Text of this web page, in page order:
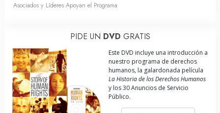
Asociados y Líderes Apoyan el Programa
PIDE UN DVD GRATIS
Este DVD incluye una introducción a
nuestro programa de derechos
humanos, la galardonada película
La Historia de los Derechos Humanos
y los 30 Anuncios de Servicio
Público.